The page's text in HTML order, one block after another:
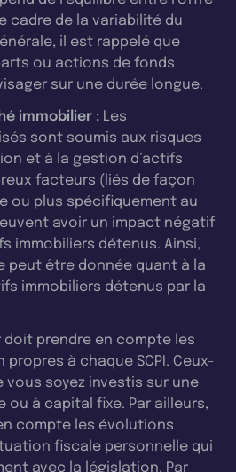
cadre de la variabilité du
il est rappelé que
ou actions de fonds
sur une durée longue.
immobilier : Les
sont soumis aux risques
et à la gestion d’actifs
facteurs (liés de façon
ou plus spécifiquement au
avoir un impact négatif
immobiliers détenus. Ainsi,
peut être donnée quant à la
immobiliers détenus par la
prendre en compte les
à chaque SCPI. Ceux-
soyez investis sur une
ou à capital fixe. Par ailleurs,
compte les évolutions
fiscale personnelle qui
avec la législation. Par